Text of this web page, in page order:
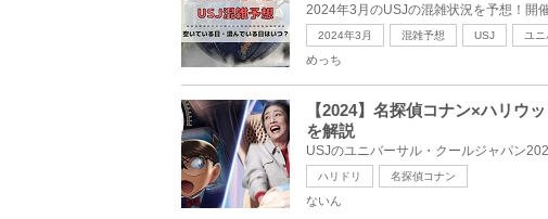
2024年3月 混雑予想 USJ ユニ
めっち
【2024】名探偵コナン×ハリウ
を解説
ハリドリ 名探偵コナン
ないん